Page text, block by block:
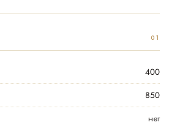
400
850
нет